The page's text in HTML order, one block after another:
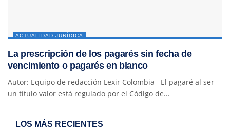
ACTUALIDAD JURÍDICA
La prescripción de los pagarés sin fecha de
vencimiento o pagarés en blanco
Autor: Equipo de redacción Lexir Colombia El pagaré al ser
un título valor está regulado por el Código de...
LOS MÁS RECIENTES